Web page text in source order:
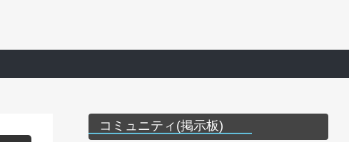
コミュニティ(掲示板)